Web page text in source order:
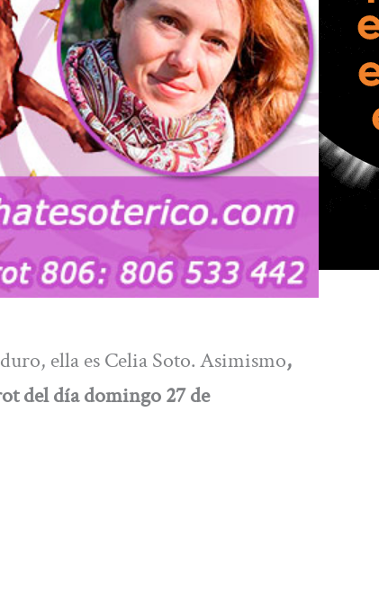
ella es Celia Soto. Asimismo,
del díadomingo 27 de